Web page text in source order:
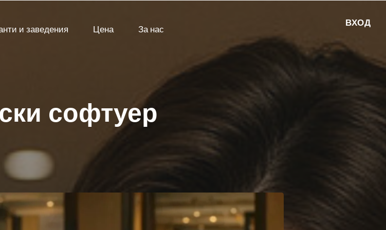
ВХОД
и заведения Цена За нас
софтуер